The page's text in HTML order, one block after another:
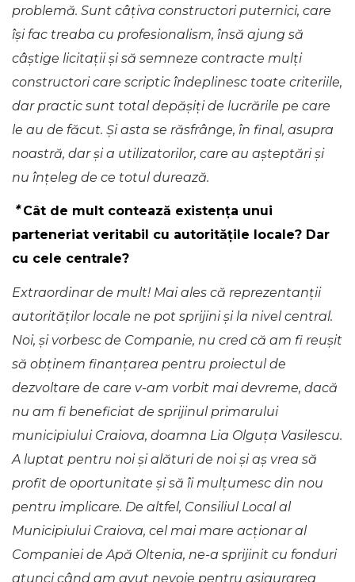
problemă. Sunt câțiva constructori puternici, care
își fac treaba cu profesionalism, însă ajung să
câștige licitații și să semneze contracte mulți
constructori care scriptic îndeplinesc toate criteriile,
dar practic sunt total depășiți de lucrările pe care
le au de făcut. Și asta se răsfrânge, în final, asupra
noastră, dar și a utilizatorilor, care au așteptări și
nu înțeleg de ce totul durează.
*Cât de mult contează existența unui
parteneriat veritabil cu autoritățile locale? Dar
cu cele centrale?
Extraordinar de mult! Mai ales că reprezentanții
autorităților locale ne pot sprijini și la nivel central.
Noi, și vorbesc de Companie, nu cred că am fi reușit
să obținem finanțarea pentru proiectul de
dezvoltare de care v-am vorbit mai devreme, dacă
nu am fi beneficiat de sprijinul primarului
municipiului Craiova, doamna Lia Olguța Vasilescu.
A luptat pentru noi și alături de noi și aș vrea să
profit de oportunitate și să îi mulțumesc din nou
pentru implicare. De altfel, Consiliul Local al
Municipiului Craiova, cel mai mare acționar al
Companiei de Apă Oltenia, ne-a sprijinit cu fonduri
atunci când am avut nevoie pentru asigurarea